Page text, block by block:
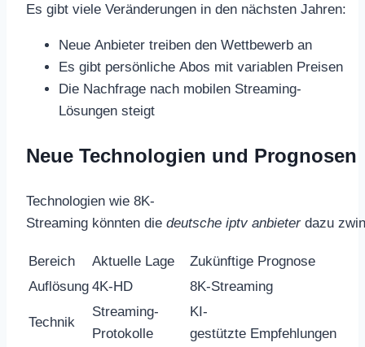
Es gibt viele Veränderungen in den nächsten Jahren:
Neue Anbieter treiben den Wettbewerb an
Es gibt persönliche Abos mit variablen Preisen
Die Nachfrage nach mobilen Streaming-
Lösungen steigt
Neue Technologien und Prognosen
Technologien wie 8K-
Streaming könnten die deutsche iptv anbieterdazu
Bereich Aktuelle Lage
Zukünftige Prognose
Auflösung 4K-HD 8K-Streaming
Technik
Streaming-
Protokolle
KI-
gestützte Empfehlungen